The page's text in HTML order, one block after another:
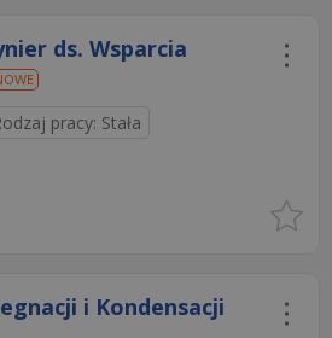
ds. Wsparcia
pracy: Stała
i Kondensacji